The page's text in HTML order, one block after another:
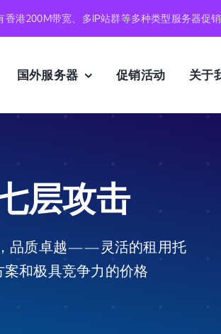
港200M带宽、多IP站群等多种类型服务器促销
国外服务器 促销活动 关于
层攻击
品质卓越——灵活的租用托
案和极具竞争力的价格